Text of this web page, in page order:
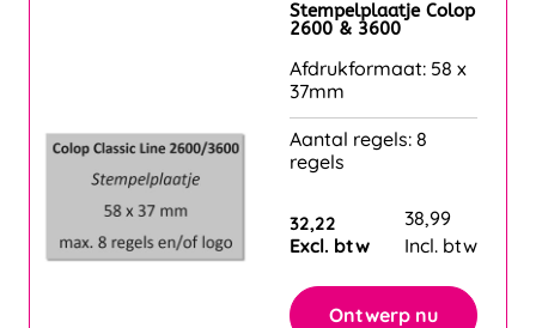
Stempelplaatje Colop
2600 & 3600
Afdrukformaat: 58 x
37mm
Aantal regels: 8
regels
32,22
Excl. btw
38,99
Incl. btw
Ontwerp nu